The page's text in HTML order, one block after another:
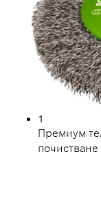
1
Премиум
почистване